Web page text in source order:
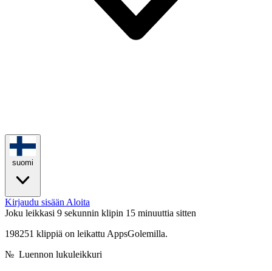
suomi
Kirjaudu sisään Aloita
Joku leikkasi 9 sekunnin klipin 15 minuuttia sitten
198251 klippiä on leikattu AppsGolemilla.
№ Luennon lukuleikkuri